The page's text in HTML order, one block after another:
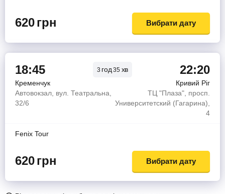
620грн Вибрати дату
18:45 3 год35 хв 22:20
Кременчук
Кривий Ріг
Автовокзал, вул. Театральна,
32/6
ТЦ "Плаза", просп.
Университетский (Гагарина),
4
Fenix Tour
620грн Вибрати дату